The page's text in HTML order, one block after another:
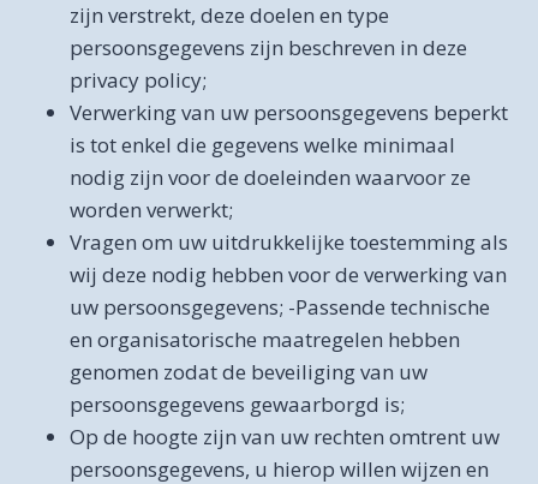
zijn verstrekt, deze doelen en type
persoonsgegevens zijn beschreven in deze
privacy policy;
Verwerking van uw persoonsgegevens beperkt
is tot enkel die gegevens welke minimaal
nodig zijn voor de doeleinden waarvoor ze
worden verwerkt;
Vragen om uw uitdrukkelijke toestemming als
wij deze nodig hebben voor de verwerking van
uw persoonsgegevens; -Passende technische
en organisatorische maatregelen hebben
genomen zodat de beveiliging van uw
persoonsgegevens gewaarborgd is;
Op de hoogte zijn van uw rechten omtrent uw
persoonsgegevens, u hierop willen wijzen en